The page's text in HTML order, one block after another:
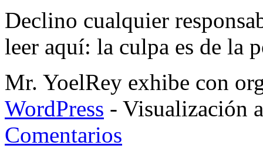
Declino cualquier
leer aquí: la culpa es de la
Mr. YoelRey exhibe con
WordPress - Visualización
Comentarios